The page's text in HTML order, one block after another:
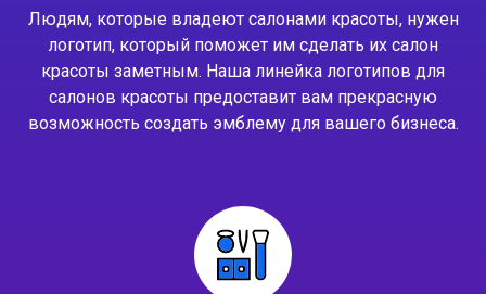
Людям, которые владеют салонами красоты, нужен
логотип, который поможет им сделать их салон
красоты заметным. Наша линейка логотипов для
салонов красоты предоставит вам прекрасную
возможность создать эмблему для вашего бизнеса.